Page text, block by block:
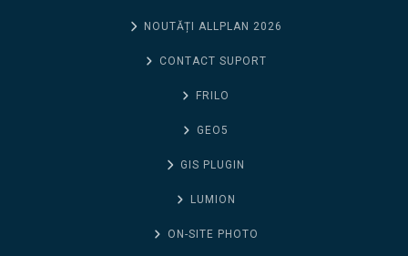
NOUTĂȚI ALLPLAN 2026
CONTACT SUPORT
FRILO
GEO5
GIS PLUGIN
LUMION
ON-SITE PHOTO